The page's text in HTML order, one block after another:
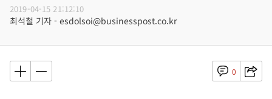
2019-04-15 21:12:10
최석철 기자 - esdolsoi@businesspost.co.kr
0